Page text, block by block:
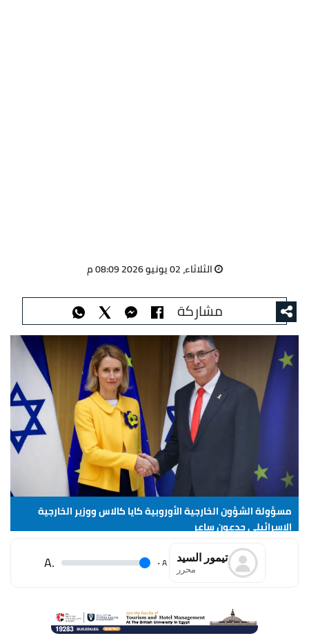
الثلاثاء، 02 يونيو 2026 08:09 م
مشاركة
مسؤولة الشؤون الخارجية الأوروبية كايا كالاس ووزير الخارجية
الإسرائيلي جدعون ساعر
تيمور السيد
محرر A
.
.A